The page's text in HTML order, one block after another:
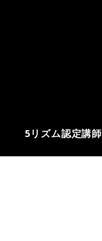
5リズム認定講師